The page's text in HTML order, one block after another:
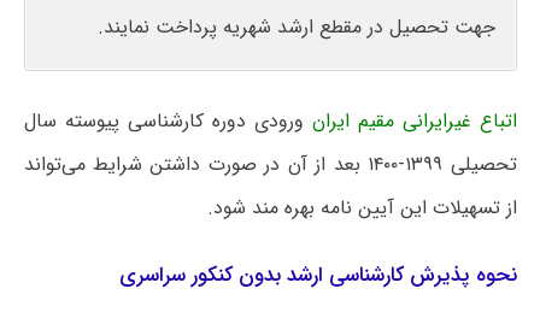
جهت تحصیل در مقطع ارشد شهریه پرداخت نمایند.
اتباع غیرایرانی مقیم ایران ورودی دوره کارشناسی پیوسته سال
تحصیلی ۱۳۹۹-۱۴۰۰ بعد از آن در صورت داشتن شرایط می‌تواند
از تسهیلات این آیین نامه بهره مند شود.
نحوه پذیرش کارشناسی ارشد بدون کنکور سراسری